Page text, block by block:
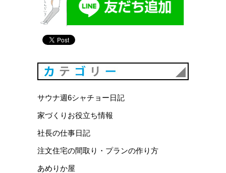
サウナ週6シャチョー日記
家づくりお役立ち情報
社長の仕事日記
注文住宅の間取り・プランの作り方
あめりか屋